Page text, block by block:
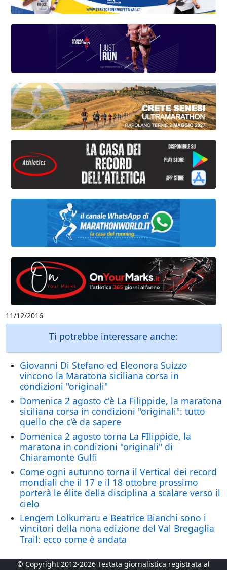
11/12/2016
Ti potrebbe interessare anche:
Giovanni Di Stefano ed Eleonora Suizzo
vincono la Maratona siciliana corsa in
condizioni "originali"
Domenica 2 agosto c'è La Filippide, la maratona
siciliana corsa in condizioni "originali": tutto
quello che c'è da sapere
Domenica 2 agosto torna La FIlippide, la
maratona in condizioni "originali" di
Chiaramonte Gulfi
Come ogni autunno torna il Vertical dei record
mondiali che il 17 e il 18 ottobre prossimo
porterà le élite della disciplina a scalare verso il
cielo
Lengem Lolkurraru e Beatrice Bianchi sono i
vincitori della nona edizione del Val Bregaglia
Trail: ecco come è andata
© Copyright 2012-2026 Testata giornalistica registrata al